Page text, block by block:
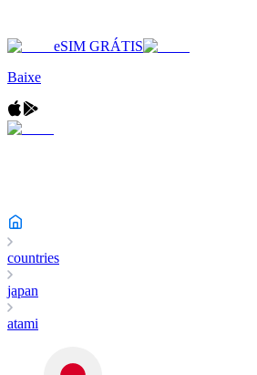
eSIM GRÁTIS
Baixe
countries
japan
atami